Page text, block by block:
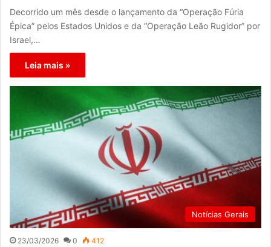
Decorrido um mês desde o lançamento da “Operação Fúria
Épica” pelos Estados Unidos e da “Operação Leão Rugidor” por
Israel,…
Leia mais »
Notícias Gerais
23/03/2026 0 412